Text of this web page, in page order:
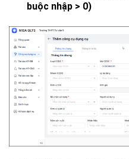
buộc nhập > 0)